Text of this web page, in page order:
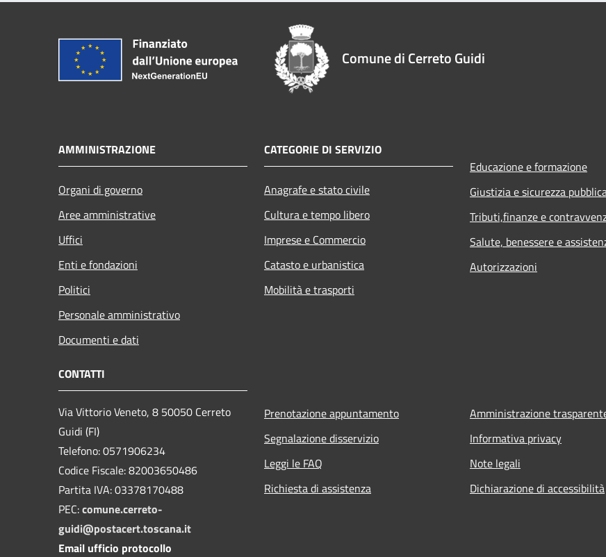
Comune di Cerreto Guidi
AMMINISTRAZIONE
Organi di governo
Aree amministrative
Uffici
Enti e fondazioni
Politici
Personale amministrativo
Documenti e dati
CATEGORIE DI SERVIZIO
Anagrafe e stato civile
Cultura e tempo libero
Imprese e Commercio
Catasto e urbanistica
Mobilità e trasporti
Educazione e formazione
Giustizia e sicurezza
Tributi,finanze e
Salute, benessere e
Autorizzazioni
CONTATTI
Via Vittorio Veneto, 8 50050 Cerreto
Guidi (FI)
Telefono: 0571906234
Codice Fiscale: 82003650486
Partita IVA: 03378170488
PEC:comune.cerreto-
guidi@postacert.toscana.it
Email ufficio protocollo
Prenotazione appuntamento
Segnalazione disservizio
Leggi le FAQ
Richiesta di assistenza
Amministrazione
Informativa privacy
Note legali
Dichiarazione di accessibilità